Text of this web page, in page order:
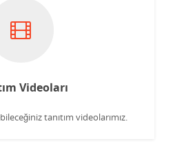
Videoları
tanıtım videolarımız.